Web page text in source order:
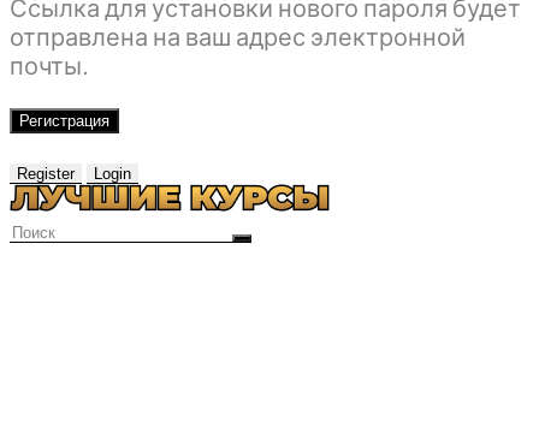
Ссылка для установки нового пароля будет
отправлена ​​на ваш адрес электронной
почты.
Регистрация
Register Login